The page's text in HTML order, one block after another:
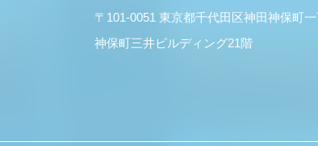
〒101-0051 東京都千代田区神田神保町
神保町三井ビルディング21階